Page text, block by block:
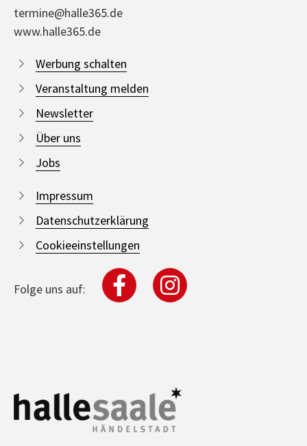
termine@halle365.de
www.halle365.de
Werbung schalten
Veranstaltung melden
Newsletter
Über uns
Jobs
Impressum
Datenschutzerklärung
Cookieeinstellungen
Folge uns auf: